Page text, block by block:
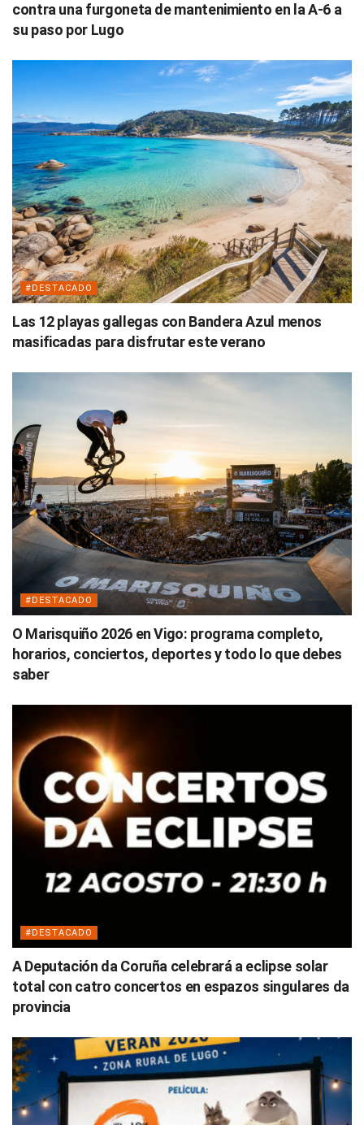
contra una furgoneta de mantenimiento en la A-6 a
su paso por Lugo
#DESTACADO
Las 12 playas gallegas con Bandera Azul menos
masificadas para disfrutar este verano
#DESTACADO
O Marisquiño 2026 en Vigo: programa completo,
horarios, conciertos, deportes y todo lo que debes
saber
#DESTACADO
A Deputación da Coruña celebrará a eclipse solar
total con catro concertos en espazos singulares da
provincia